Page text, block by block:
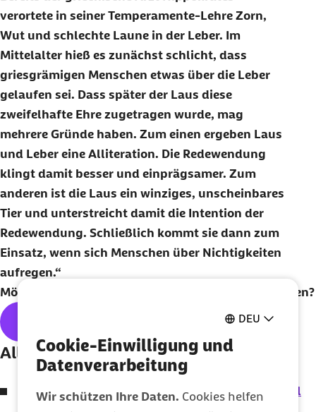
DEU
Cookie-Einwilligung und
Datenverarbeitung
Wir schützen Ihre Daten. Cookies helfen
verortete in seiner Temperamente-Lehre Zorn,
Wut und schlechte Laune in der Leber. Im
Mittelalter hieß es zunächst schlicht, dass
griesgrämigen Menschen etwas über die Leber
gelaufen sei. Dass später der Laus diese
zweifelhafte Ehre zugetragen wurde, mag
mehrere Gründe haben. Zum einen ergeben Laus
und Leber eine Alliteration. Die Redewendung
klingt damit besser und einprägsamer. Zum
anderen ist die Laus ein winziges, unscheinbares
Tier und unterstreicht damit die Intention der
Redewendung. Schließlich kommt sie dann zum
Einsatz, wenn sich Menschen über Nichtigkeiten
aufregen.
Möchten Sie unseren
regelmäßig erhalten?
Alle Themen der Ausgabe:
Progressive Muskelentspannung – Einfach mal